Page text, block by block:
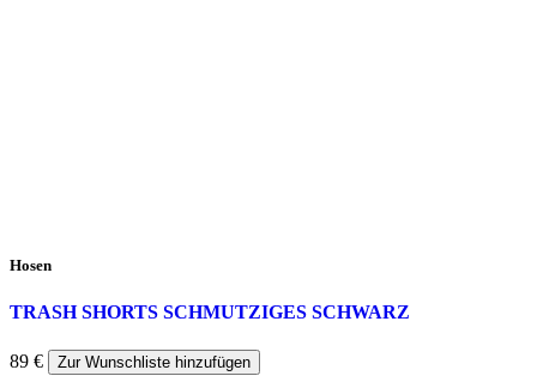
Hosen
TRASH SHORTS SCHMUTZIGES SCHWARZ
89 € Zur Wunschliste hinzufügen